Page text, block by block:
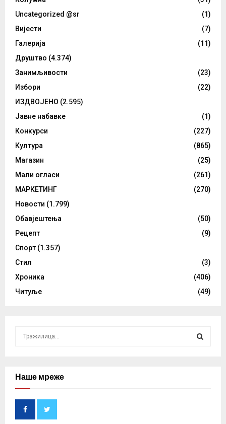
Uncategorized @sr
(1)
Вијести
(7)
Галерија
(11)
Друштво (4.374)
Занимљивости
(23)
Избори
(22)
ИЗДВОЈЕНО (2.595)
Јавне набавке
(1)
Конкурси
(227)
Култура
(865)
Магазин
(25)
Мали огласи
(261)
МАРКЕТИНГ
(270)
Новости (1.799)
Обавјештења
(50)
Рецепт
(9)
Спорт (1.357)
Стил
(3)
Хроника
(406)
Читуље
(49)
cНаше мреже